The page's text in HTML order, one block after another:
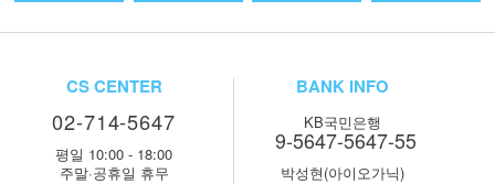
CS CENTER
02-714-5647
평일 10:00 - 18:00
주말·공휴일 휴무
BANK INFO
KB국민은행
9-5647-5647-55
박성현(아이오가닉)